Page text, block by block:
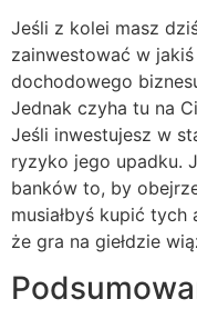
Jeśli z kolei masz
zainwestować w
dochodowego
Jednak czyha tu na
Jeśli inwestujesz w
ryzyko jego upadku.
banków to, by
musiałbyś kupić tych
że gra na giełdzie